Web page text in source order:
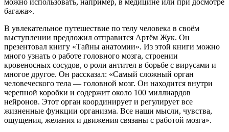
багажа».
В увлекательное путешествие по телу человека в своём
выступлении предложил отправится Артём Жук. Он
презентовал книгу «Тайны анатомии». Из этой книги можно
много узнать о работе головного мозга, строении
кровеносных сосудов, о роли антител в борьбе с вирусами и
многое другое. Он рассказал: «Самый сложный орган
человеческого тела — головной мозг. Он находится внутри
черепной коробки и содержит около 100 миллиардов
нейронов. Этот орган координирует и регулирует все
жизненные функции организма. Все наши мысли, чувства,
ощущения, желания и движения связаны с работой мозга».